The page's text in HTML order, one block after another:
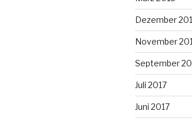
Dezember
November
September
Juli 2017
Juni 2017